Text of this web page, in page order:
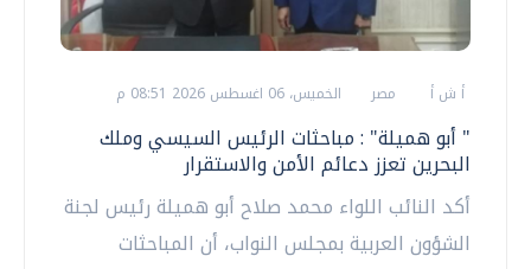
أ ش أ مصر الخميس، 06 اغسطس 2026 08:51 م
" أبو هميلة" : مباحثات الرئيس السيسي وملك
البحرين تعزز دعائم الأمن والاستقرار
أكد النائب اللواء محمد صلاح أبو هميلة رئيس لجنة
الشؤون العربية بمجلس النواب، أن المباحثات